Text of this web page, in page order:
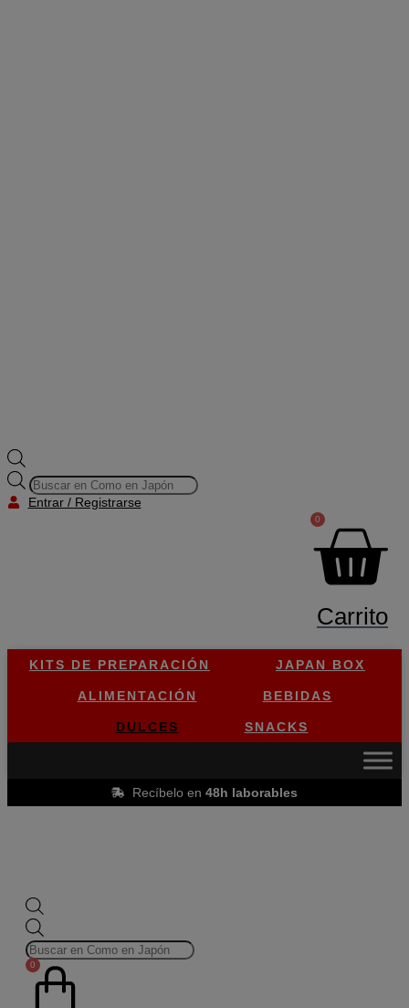
Búsqueda
de
productos
Entrar / Registrarse
0
Carrito
KITS DE PREPARACIÓN JAPAN BOX
ALIMENTACIÓN BEBIDAS
DULCES SNACKS
Recíbelo en 48h laborables
de
productos
0